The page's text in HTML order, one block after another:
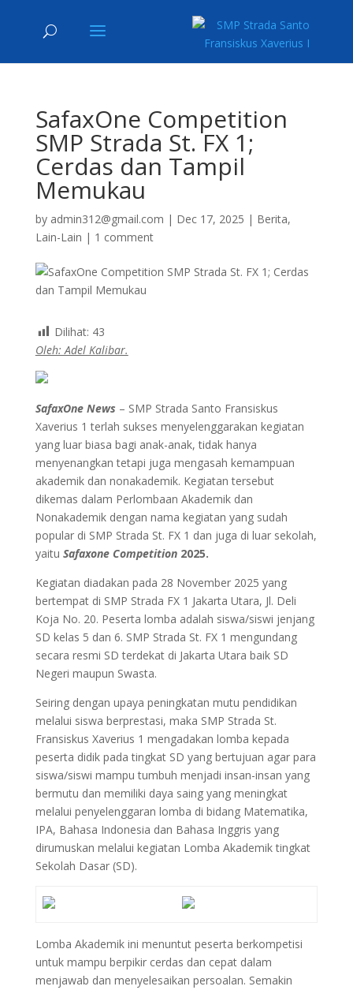
SafaxOne Competition
SMP Strada St. FX 1;
Cerdas dan Tampil
Memukau
by admin312@gmail.com | Dec 17, 2025 | Berita,
Lain-Lain | 1 comment
Dilihat: 43
Oleh: Adel Kalibar.
SafaxOne News – SMP Strada Santo Fransiskus
Xaverius 1 terlah sukses menyelenggarakan kegiatan
yang luar biasa bagi anak-anak, tidak hanya
menyenangkan tetapi juga mengasah kemampuan
akademik dan nonakademik. Kegiatan tersebut
dikemas dalam Perlombaan Akademik dan
Nonakademik dengan nama kegiatan yang sudah
popular di SMP Strada St. FX 1 dan juga di luar sekolah,
yaitu Safaxone Competition 2025.
Kegiatan diadakan pada 28 November 2025 yang
bertempat di SMP Strada FX 1 Jakarta Utara, Jl. Deli
Koja No. 20. Peserta lomba adalah siswa/siswi jenjang
SD kelas 5 dan 6. SMP Strada St. FX 1 mengundang
secara resmi SD terdekat di Jakarta Utara baik SD
Negeri maupun Swasta.
Seiring dengan upaya peningkatan mutu pendidikan
melalui siswa berprestasi, maka SMP Strada St.
Fransiskus Xaverius 1 mengadakan lomba kepada
peserta didik pada tingkat SD yang bertujuan agar para
siswa/siswi mampu tumbuh menjadi insan-insan yang
bermutu dan memiliki daya saing yang meningkat
melalui penyelenggaran lomba di bidang Matematika,
IPA, Bahasa Indonesia dan Bahasa Inggris yang
dirumuskan melalui kegiatan Lomba Akademik tingkat
Sekolah Dasar (SD).
Lomba Akademik ini menuntut peserta berkompetisi
untuk mampu berpikir cerdas dan cepat dalam
menjawab dan menyelesaikan persoalan. Semakin